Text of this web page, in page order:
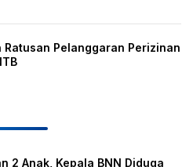
Ratusan Pelanggaran Perizinan
2 Anak, Kepala BNN Diduga